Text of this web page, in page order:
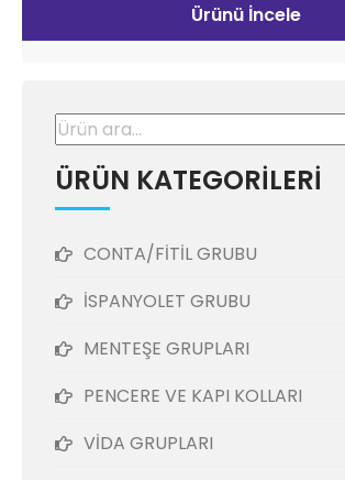
Ürünü İncele
Ara
ÜRÜN KATEGORİLERİ
CONTA/FİTİL GRUBU
İSPANYOLET GRUBU
MENTEŞE GRUPLARI
PENCERE VE KAPI KOLLARI
VİDA GRUPLARI